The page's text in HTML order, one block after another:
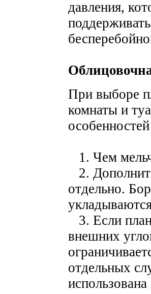
давления,
При выборе
комнаты и
1. Чем
2.
отдельно.
3. Если
внешних
отдельных